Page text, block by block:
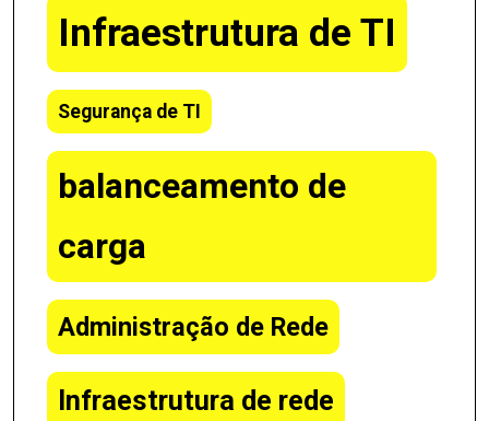
Infraestrutura de TI
Segurança de TI
balanceamento de
carga
Administração de Rede
Infraestrutura de rede